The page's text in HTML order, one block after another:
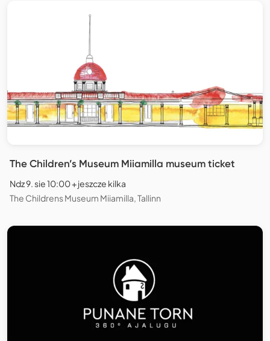
The Children’s Museum Miiamilla museum ticket
Ndz 9. sie 10:00 + jeszcze kilka
The Childrens Museum Miiamilla, Tallinn